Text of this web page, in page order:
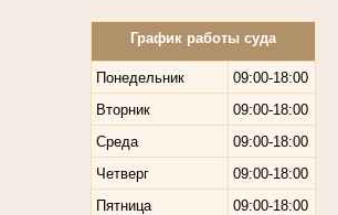
График работы суда
Понедельник
09:00-18:00
Вторник
09:00-18:00
Среда
09:00-18:00
Четверг
09:00-18:00
Пятница
09:00-18:00